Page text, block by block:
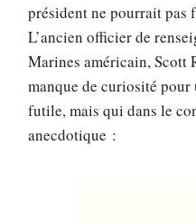
président ne pourrait pas
L’ancien officier de
Marines américain, Scott
manque de curiosité pour
futile, mais qui dans le
anecdotique :